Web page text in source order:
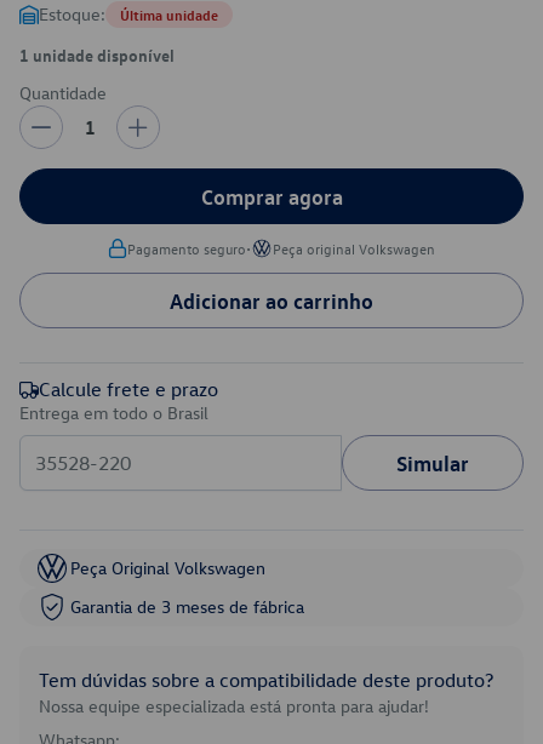
Estoque: Última unidade
1 unidade disponível
Quantidade
1
Comprar agora
Pagamento seguro• Peça original Volkswagen
Adicionar ao carrinho
Calcule frete e prazo
Entrega em todo o Brasil
Simular
Peça Original Volkswagen
Garantia de 3 meses de fábrica
Tem dúvidas sobre a compatibilidade deste produto?
Nossa equipe especializada está pronta para ajudar!